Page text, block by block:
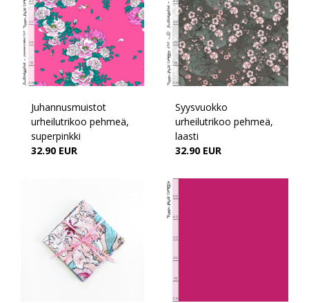
Juhannusmuistot
urheilutrikoo pehmeä,
superpinkki
32.90 EUR
Syysvuokko
urheilutrikoo pehmeä,
laasti
32.90 EUR